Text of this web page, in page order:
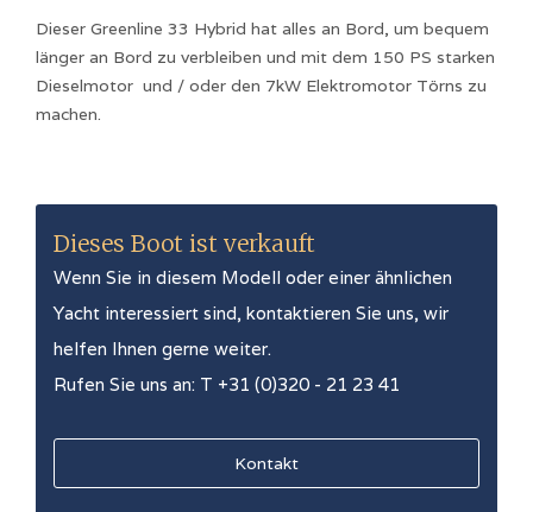
Dieser Greenline 33 Hybrid hat alles an Bord, um bequem
länger an Bord zu verbleiben und mit dem 150 PS starken
Dieselmotor und / oder den 7kW Elektromotor Törns zu
machen.
Dieses Boot ist verkauft
Wenn Sie in diesem Modell oder einer ähnlichen
Yacht interessiert sind, kontaktieren Sie uns, wir
helfen Ihnen gerne weiter.
Rufen Sie uns an: T +31 (0)320 - 21 23 41
Kontakt